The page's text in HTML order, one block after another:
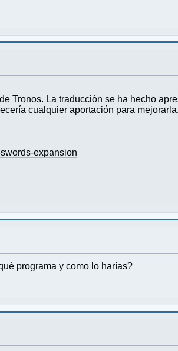
Tronos. La traducción se ha hecho
cualquier aportación para
expansion
programa y como lo harías?